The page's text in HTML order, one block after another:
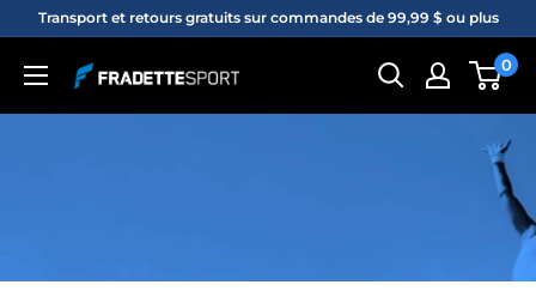
Passer
contenu
Transport et retours gratuits sur commandes de 99,99 $ ou plus
Fradette
sport
0